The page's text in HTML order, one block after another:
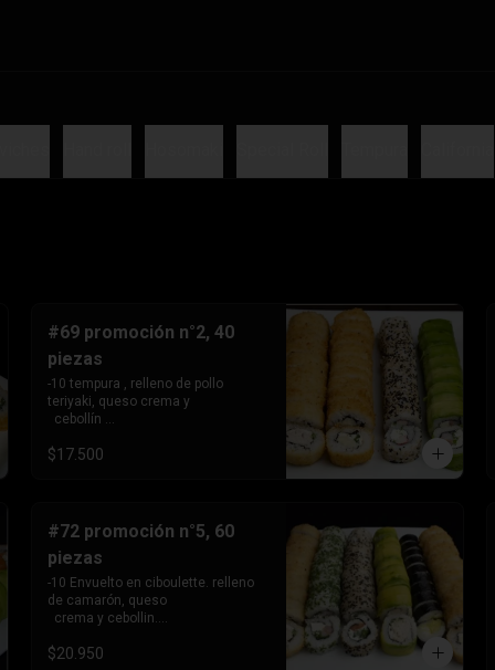
#69 promoción n°2, 40
piezas
-10 tempura , relleno de pollo
teriyaki, queso crema y
  cebollín
queso crema y cebollín. -10
-10 envuelto en sesamo relleno de
kanikama, queso crema
   y cebollín .
$17.500
#72 promoción n°5, 60
piezas
-10 Envuelto en ciboulette. relleno
de camarón, queso
  crema y cebollin.
salmón, queso crema y
$20.950